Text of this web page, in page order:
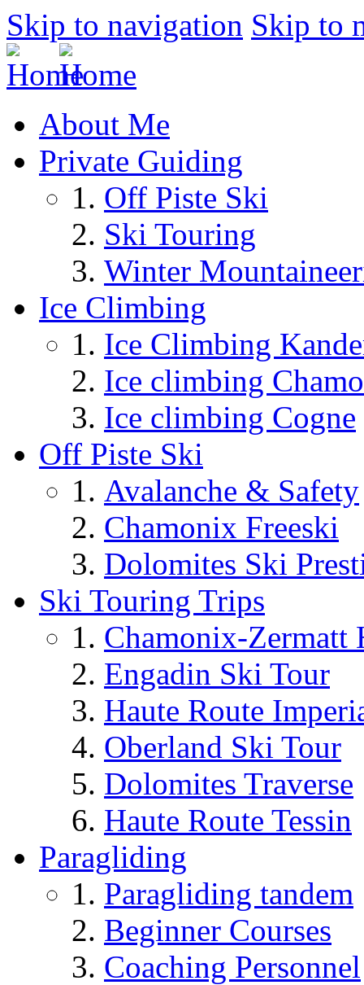
Skip to navigation Skip to
About Me
Private Guiding
Off Piste Ski
Ski Touring
Winter
Ice Climbing
Ice Climbing
Ice climbing
Ice climbing Cogne
Off Piste Ski
Avalanche & Safety
Chamonix Freeski
Dolomites Ski
Ski Touring Trips
Chamonix-Zermatt
Engadin Ski Tour
Haute Route
Oberland Ski Tour
Dolomites Traverse
Haute Route Tessin
Paragliding
Paragliding tandem
Beginner Courses
Coaching Personnel